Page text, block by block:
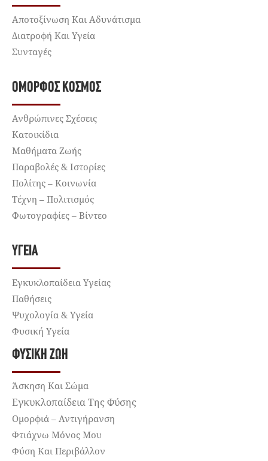
Αποτοξίνωση Και Αδυνάτισμα
Διατροφή Και Υγεία
Συνταγές
ΌΜΟΡΦΟΣ ΚΌΣΜΟΣ
Ανθρώπινες Σχέσεις
Κατοικίδια
Μαθήματα Ζωής
Παραβολές & Ιστορίες
Πολίτης – Κοινωνία
Τέχνη – Πολιτισμός
Φωτογραφίες – Βίντεο
ΥΓΕΊΑ
Εγκυκλοπαίδεια Υγείας
Παθήσεις
Ψυχολογία & Υγεία
Φυσική Υγεία
ΦΥΣΙΚΉ ΖΩΉ
Άσκηση Και Σώμα
Εγκυκλοπαίδεια Της Φύσης
Ομορφιά – Αντιγήρανση
Φτιάχνω Μόνος Μου
Φύση Και Περιβάλλον